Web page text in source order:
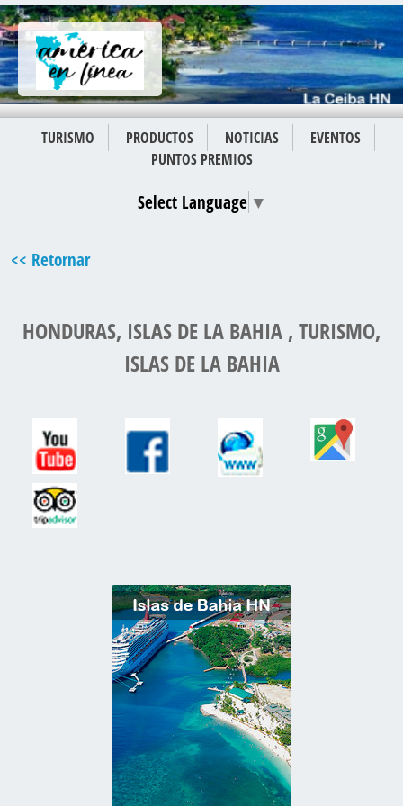
TURISMO PRODUCTOS NOTICIAS
EVENTOS
PUNTOS PREMIOS
Select Language ▼
<< Retornar
HONDURAS, ISLAS DE LA BAHIA , TURISMO,
ISLAS DE LA BAHIA